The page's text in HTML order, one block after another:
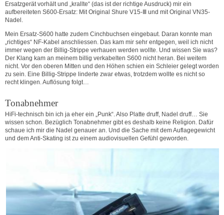
Ersatzgerät vorhält und „krallte“ (das ist der richtige Ausdruck) mir ein
aufbereiteten S600-Ersatz: Mit Original Shure V15-Ⅲ und mit Original VN35-
Nadel.
Mein Ersatz-S600 hatte zudem Cinchbuchsen eingebaut. Daran konnte man
„richtiges“ NF-Kabel anschliessen. Das kam mir sehr entgegen, weil ich nicht
immer wegen der Billig-Strippe verhauen werden wollte. Und wissen Sie was?
Der Klang kam an meinem billig verkabelten S600 nicht heran. Bei weitem
nicht. Vor den oberen Mitten und den Höhen schien ein Schleier gelegt worden
zu sein. Eine Billig-Strippe linderte zwar etwas, trotzdem wollte es nicht so
recht klingen. Auflösung folgt…
Tonabnehmer
HiFi-technisch bin ich ja eher ein „Punk“. Also Platte druff, Nadel druff… Sie
wissen schon. Bezüglich Tonabnehmer gibt es deshalb keine Religion. Dafür
schaue ich mir die Nadel genauer an. Und die Sache mit dem Auflagegewicht
und dem Anti-Skating ist zu einem audiovisuellen Gefühl geworden.